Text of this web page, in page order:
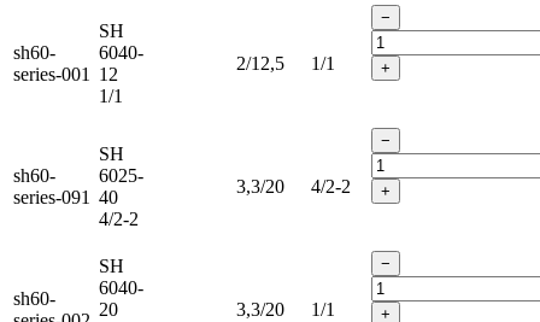
sh60-
series-001
SH
6040-
12
1/1
2/12,5 1/1
−
+
sh60-
series-091
SH
6025-
40
4/2-2
3,3/20 4/2-2
−
+
sh60-
SH
6040-
20
3,3/20 1/1
−
+